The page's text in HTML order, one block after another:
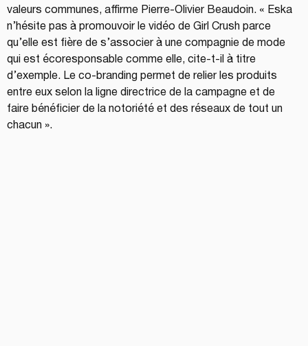
valeurs communes, affirme Pierre-Olivier Beaudoin. « Eska
n’hésite pas à promouvoir le vidéo de Girl Crush parce
qu’elle est fière de s’associer à une compagnie de mode
qui est écoresponsable comme elle, cite-t-il à titre
d’exemple. Le co-branding permet de relier les produits
entre eux selon la ligne directrice de la campagne et de
faire bénéficier de la notoriété et des réseaux de tout un
chacun ».